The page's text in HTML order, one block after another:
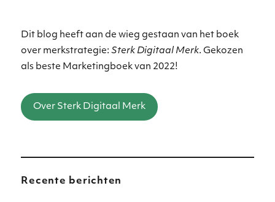
Dit blog heeft aan de wieg gestaan van het boek
over merkstrategie:Sterk Digitaal Merk. Gekozen
als beste Marketingboek van 2022!
Over Sterk Digitaal Merk
Recente berichten